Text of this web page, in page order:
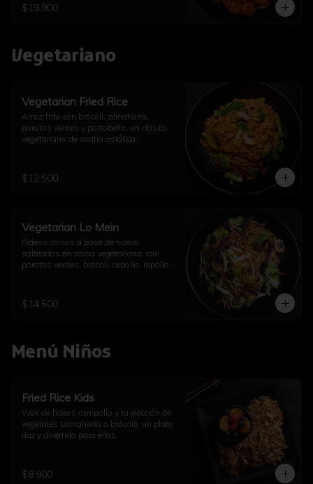
$19.900
Vegetariano
Vegetarian Fried Rice
Arroz frito con brócoli, zanahoria,
porotos verdes y portobello, un clásico
vegetariano de cocina asiática.
$12.500
Vegetarian Lo Mein
Fideos chinos a base de huevo
salteados en salsa vegetariana, con
porotos verdes, brócoli, cebolla, repollo,
$14.500
Menú Niños
Fried Rice Kids
Wok de fideos con pollo y tu elección de
vegetales (zanahoria o brócoli), un plato
rico y divertido para ellos.
$8.900